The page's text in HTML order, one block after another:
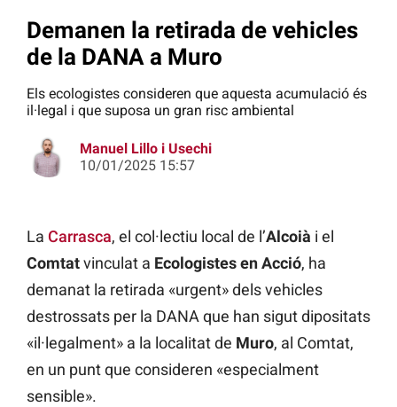
Demanen la retirada de vehicles
de la DANA a Muro
Els ecologistes consideren que aquesta acumulació és
il·legal i que suposa un gran risc ambiental
Manuel Lillo i Usechi
10/01/2025 15:57
La Carrasca, el col·lectiu local de l’Alcoià i el
Comtatvinculat a Ecologistes en Acció, ha
demanat la retirada «urgent» dels vehicles
destrossats per la DANA que han sigut dipositats
«il·legalment» a la localitat de Muro, al Comtat,
en un punt que consideren «especialment
sensible».